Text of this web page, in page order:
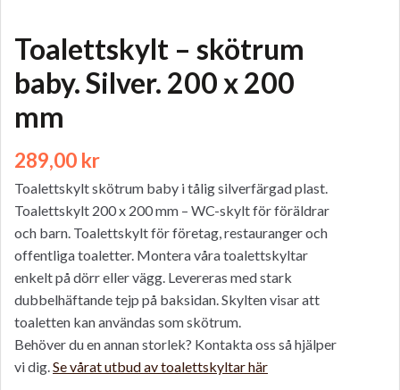
Toalettskylt – skötrum
baby. Silver. 200 x 200
mm
289,00 kr
Toalettskylt skötrum baby i tålig silverfärgad plast.
Toalettskylt 200 x 200 mm – WC-skylt för föräldrar
och barn. Toalettskylt för företag, restauranger och
offentliga toaletter. Montera våra toalettskyltar
enkelt på dörr eller vägg. Levereras med stark
dubbelhäftande tejp på baksidan. Skylten visar att
toaletten kan användas som skötrum.
Behöver du en annan storlek? Kontakta oss så hjälper
vi dig.Se vårat utbud av toalettskyltar här